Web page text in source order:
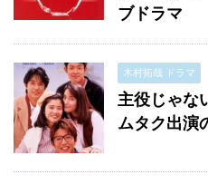
ブドラマ
木村拓哉 ドラマ
主役じゃな
ムタク出演